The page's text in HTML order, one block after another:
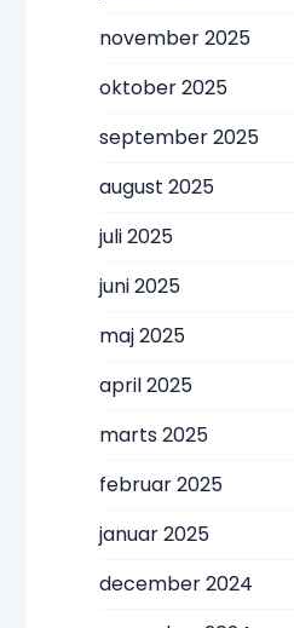
november 2025
oktober 2025
september 2025
august 2025
juli 2025
juni 2025
maj 2025
april 2025
marts 2025
februar 2025
januar 2025
december 2024